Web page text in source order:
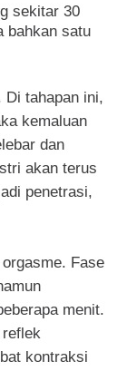
sekitar 30
bahkan satu
Di tahapan ini,
kemaluan
dan
akan terus
penetrasi,
Fase
menit.
kontraksi